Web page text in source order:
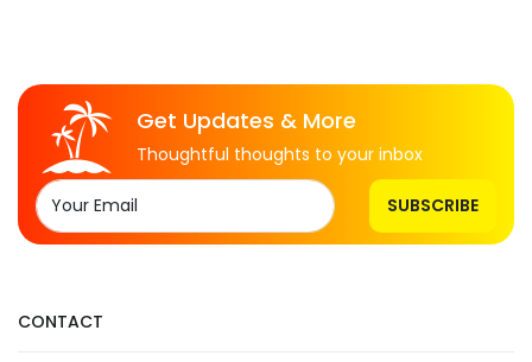
Get Updates & More
Thoughtful thoughts to your inbox
SUBSCRIBE
CONTACT